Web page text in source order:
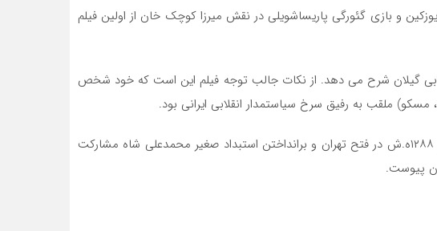
این فیلم به کارگردانی یوری اسلایوزکین و بازی گئورگی پاریساشویلی در نقش میرزا کوچک خان از اولین فیلم
گیلان شرح می دهد. از نکات جالب توجه فیلم این است که خود شخص
او دومین چهره برجسته جنبش جنگل و رهبر جناح رادیکال آن بود. او از جمله مجاهدین صدر مشروطه بود که در سال ۱۲۸۸ه.ش در فتح تهران و برانداختن استبداد صغیر محمدعلی شاه مشارکت
پیوست.